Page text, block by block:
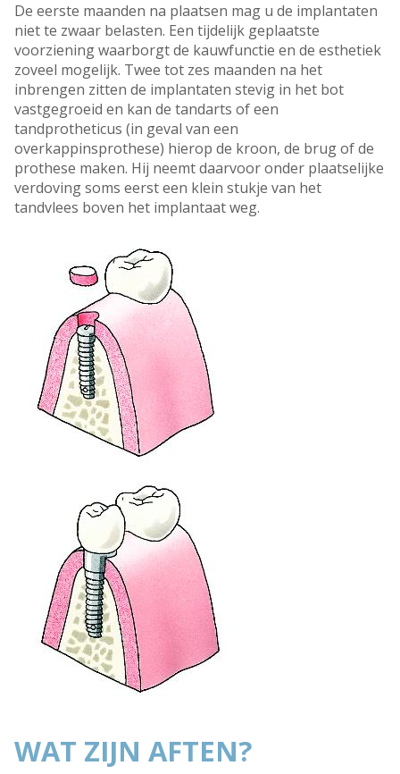
De eerste maanden na plaatsen mag u de implantaten
niet te zwaar belasten. Een tijdelijk geplaatste
voorziening waarborgt de kauwfunctie en de esthetiek
zoveel mogelijk. Twee tot zes maanden na het
inbrengen zitten de implantaten stevig in het bot
vastgegroeid en kan de tandarts of een
tandprotheticus (in geval van een
overkappinsprothese) hierop de kroon, de brug of de
prothese maken. Hij neemt daarvoor onder plaatselijke
verdoving soms eerst een klein stukje van het
tandvlees boven het implantaat weg.
WAT ZIJN AFTEN?